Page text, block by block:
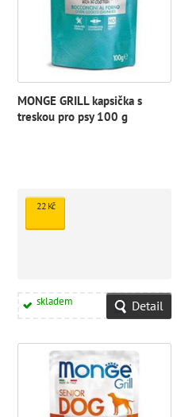
MONGE GRILL kapsička s
treskou pro psy 100 g
22 Kč
skladem Detail